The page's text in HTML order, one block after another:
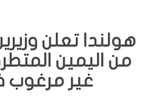
هولندا تعلن
من اليمين
غير مرغوب